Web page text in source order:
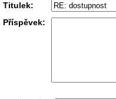
Titulek:
Příspěvek: